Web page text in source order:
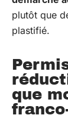
plutôt que
plastifié.
que